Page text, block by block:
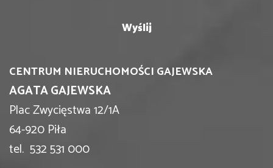
CENTRUM NIERUCHOMOŚCI GAJEWSKA
AGATA GAJEWSKA
Plac Zwycięstwa 12/1A
64-920 Piła
tel. 532 531 000